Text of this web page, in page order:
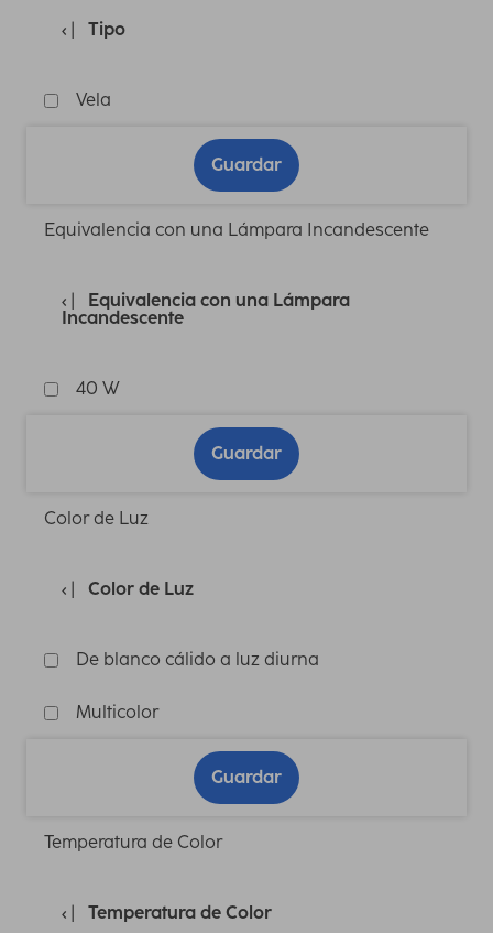
Tipo
Vela
Guardar
Equivalencia con una Lámpara Incandescente
Equivalencia con una Lámpara
Incandescente
40 W
Guardar
Color de Luz
Color de Luz
De blanco cálido a luz diurna
Multicolor
Guardar
Temperatura de Color
Temperatura de Color